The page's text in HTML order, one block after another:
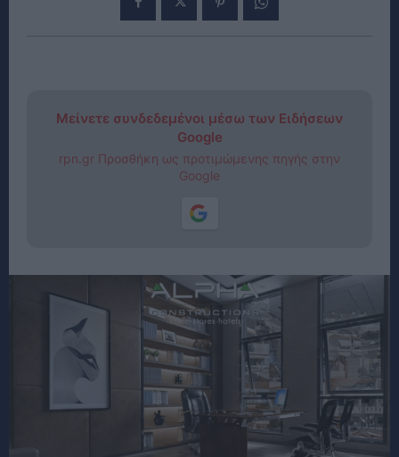
Μείνετε συνδεδεμένοι μέσω των Ειδήσεων
Google
rpn.gr Προσθήκη ως προτιμώμενης πηγής στην
Google